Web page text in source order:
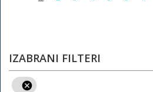
IZABRANI FILTERI